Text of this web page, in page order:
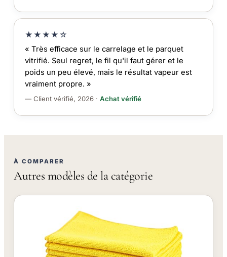
★★★★☆
« Très efficace sur le carrelage et le parquet
vitrifié. Seul regret, le fil qu'il faut gérer et le
poids un peu élevé, mais le résultat vapeur est
vraiment propre. »
— Client vérifié, 2026 · Achat vérifié
À COMPARER
Autres modèles de la catégorie